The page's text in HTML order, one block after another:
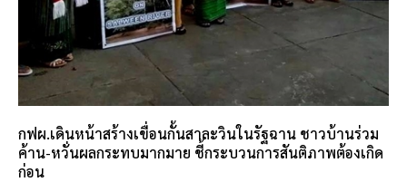
กฟผ.เดินหน้าสร้างเขื่อนกั้นสาละวินในรัฐฉาน ชาวบ้านร่วม
ค้าน-หวั่นผลกระทบมากมาย ชี้กระบวนการสันติภาพต้องเกิด
ก่อน